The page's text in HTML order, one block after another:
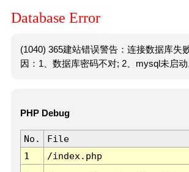
Database Error
(1040) 365建站错误警告：连接数据库失
因：1、数据库密码不对; 2、mysql未启动
PHP Debug
No. File
1
/index.php